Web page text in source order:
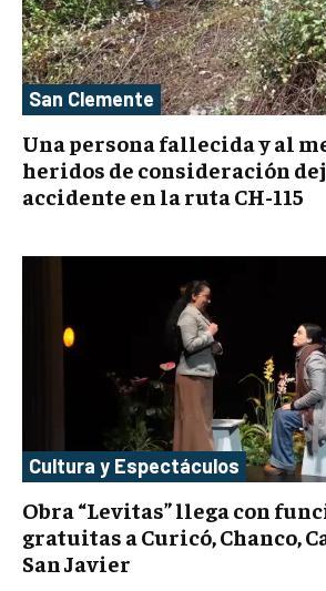
San Clemente
Una persona fallecida y al
heridos de consideración
accidente en la ruta CH-115
Cultura y Espectáculos
Obra “Levitas” llega con
gratuitas a Curicó, Chanco,
San Javier